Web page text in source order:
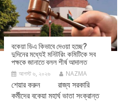
বকেয়া ডিএ কিভাবে দেওয়া হচ্ছে?
দুদিনের মধ্যেই মনিটরিং কমিটিকে সব
পক্ষকে জানাতে বলল শীর্ষ আদালত
আগস্ট ৬, ২০২৬ NAZMA
শেয়ার করুন রাজ্য সরকারি
কর্মীদের বকেয়া মহার্ঘ ভাতা সংক্রান্ত